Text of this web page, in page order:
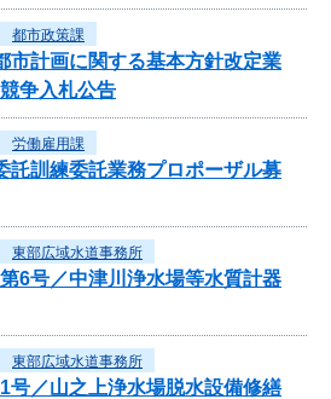
都市政策課
計画に関する基本方針改定業
争入札公告
労働雇用課
託訓練委託業務プロポーザル募
東部広域水道事務所
6号／中津川浄水場等水質計器
東部広域水道事務所
号／山之上浄水場脱水設備修繕